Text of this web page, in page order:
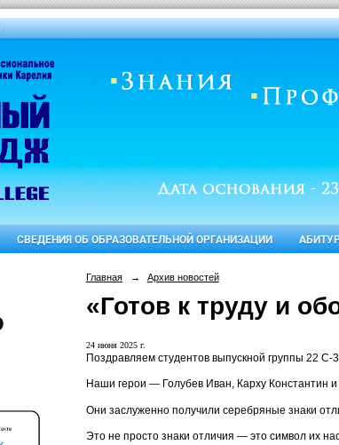
СВЕДЕНИЯ ОБ ОБРАЗОВАТЕЛЬНОЙ ОРГАНИЗАЦИИ
Главная → Архив новостей
«Готов к труду и
24 июня 2025 г.
Поздравляем студентов выпускной группы 22
Наши герои — Голубев Иван, Карху Константин
Они заслуженно получили серебряные знаки
Это не просто знаки отличия — это символ их